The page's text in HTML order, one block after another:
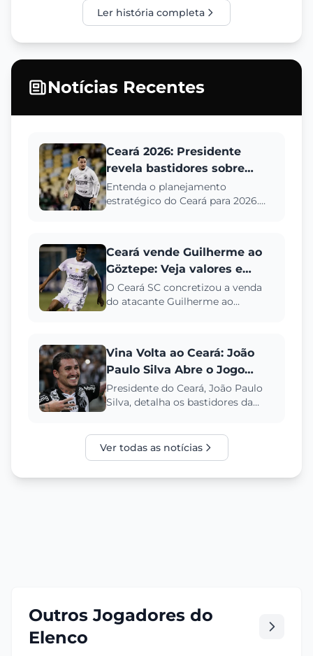
Ler história completa
Notícias Recentes
Ceará 2026: Presidente
revela bastidores sobre
Mozart, Vina e Série A
Entenda o planejamento
estratégico do Ceará para 2026.
Ceará vende Guilherme ao
Göztepe: Veja valores e
detalhes do negócio
O Ceará SC concretizou a venda
do atacante Guilherme ao
Vina Volta ao Ceará: João
Paulo Silva Abre o Jogo
Sobre Negociação e Dívida
Antiga
Presidente do Ceará, João Paulo
Silva, detalha os bastidores da
Ver todas as notícias
Outros Jogadores do
Elenco